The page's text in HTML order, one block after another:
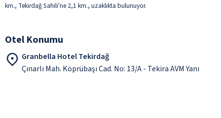
km., Tekirdağ Sahili'ne 2,1 km., uzaklıkta bulunuyor.
Otel Konumu
Granbella Hotel Tekirdağ
Çınarlı Mah. Köprübaşı Cad. No: 13/A - Tekira AVM Yanı